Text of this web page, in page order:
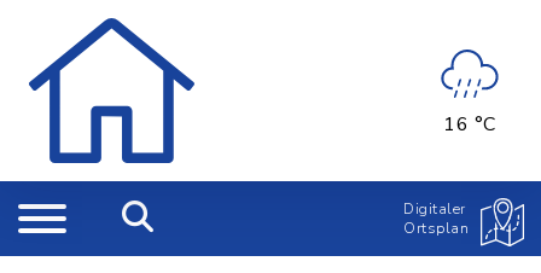
16 °C
Digitaler
Ortsplan